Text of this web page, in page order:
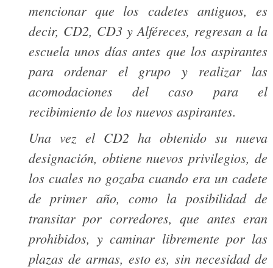
mencionar que los cadetes antiguos, es
decir, CD2, CD3 y Alféreces, regresan a la
escuela unos días antes que los aspirantes
para ordenar el grupo y realizar las
acomodaciones del caso para el
recibimiento de los nuevos aspirantes.
Una vez el CD2 ha obtenido su nueva
designación, obtiene nuevos privilegios, de
los cuales no gozaba cuando era un cadete
de primer año, como la posibilidad de
transitar por corredores, que antes eran
prohibidos, y caminar libremente por las
plazas de armas, esto es, sin necesidad de